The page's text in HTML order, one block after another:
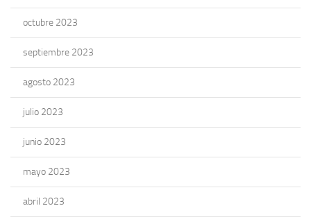
octubre 2023
septiembre 2023
agosto 2023
julio 2023
junio 2023
mayo 2023
abril 2023